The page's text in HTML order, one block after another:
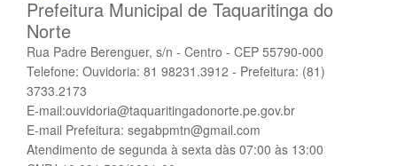
Prefeitura Municipal de Taquaritinga do
Norte
Rua Padre Berenguer, s/n - Centro - CEP 55790-000
Telefone: Ouvidoria: 81 98231.3912 - Prefeitura: (81)
3733.2173
E-mail:ouvidoria@taquaritingadonorte.pe.gov.br
E-mail Prefeitura: segabpmtn@gmail.com
Atendimento de segunda à sexta dàs 07:00 às 13:00